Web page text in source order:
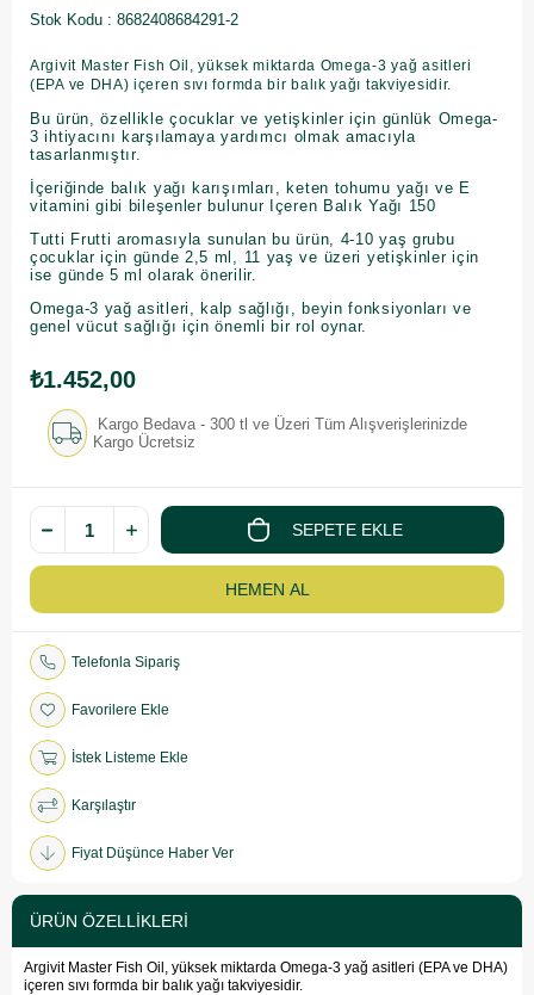
Stok Kodu
8682408684291-2
Argivit Master Fish Oil, yüksek miktarda Omega-3 yağ asitleri
(EPA ve DHA) içeren sıvı formda bir balık yağı takviyesidir.
Bu ürün, özellikle çocuklar ve yetişkinler için günlük Omega-
3 ihtiyacını karşılamaya yardımcı olmak amacıyla
tasarlanmıştır.
İçeriğinde balık yağı karışımları, keten tohumu yağı ve E
vitamini gibi bileşenler bulunur Içeren Balık Yağı 150
Tutti Frutti aromasıyla sunulan bu ürün, 4-10 yaş grubu
çocuklar için günde 2,5 ml, 11 yaş ve üzeri yetişkinler için
ise günde 5 ml olarak önerilir.
Omega-3 yağ asitleri, kalp sağlığı, beyin fonksiyonları ve
genel vücut sağlığı için önemli bir rol oynar.
₺1.452,00
Kargo Bedava - 300 tl ve Üzeri Tüm Alışverişlerinizde
Kargo Ücretsiz
Telefonla Sipariş
Favorilere Ekle
İstek Listeme Ekle
Karşılaştır
Fiyat Düşünce Haber Ver
ÜRÜN ÖZELLIKLERI
Argivit Master Fish Oil, yüksek miktarda Omega-3 yağ asitleri (EPA ve DHA)
içeren sıvı formda bir balık yağı takviyesidir.